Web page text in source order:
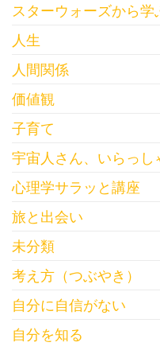
スターウォーズから学
人生
人間関係
価値観
子育て
宇宙人さん、いらっし
心理学サラッと講座
旅と出会い
未分類
考え方（つぶやき）
自分に自信がない
自分を知る